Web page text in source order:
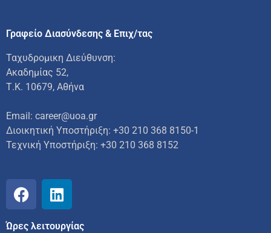
Γραφείο Διασύνδεσης & Επιχ/τας
Ταχυδρομικη Διεύθυνση:
Ακαδημίας 52,
Τ.Κ. 10679, Αθήνα
Email: career@uoa.gr
Διοικητική Υποστήριξη: +30 210 368 8150-1
Τεχνική Υποστήριξη: +30 210 368 8152
Ώρες λειτουργίας